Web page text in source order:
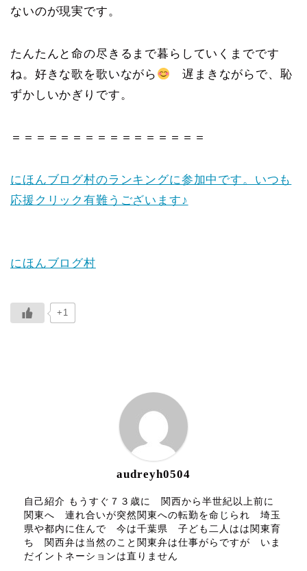
ないのが現実です。
たんたんと命の尽きるまで暮らしていくまでです
ね。好きな歌を歌いながら
遅まきながらで、恥
ずかしいかぎりです。
＝＝＝＝＝＝＝＝＝＝＝＝＝＝＝＝
にほんブログ村のランキングに参加中です。いつも
応援クリック有難うございます♪
にほんブログ村
+1
audreyh0504
自己紹介 もうすぐ７３歳に 関西から半世紀以上前に
関東へ 連れ合いが突然関東への転勤を命じられ 埼玉
県や都内に住んで 今は千葉県 子ども二人はは関東育
ち 関西弁は当然のこと関東弁は仕事がらですが いま
だイントネーションは直りません